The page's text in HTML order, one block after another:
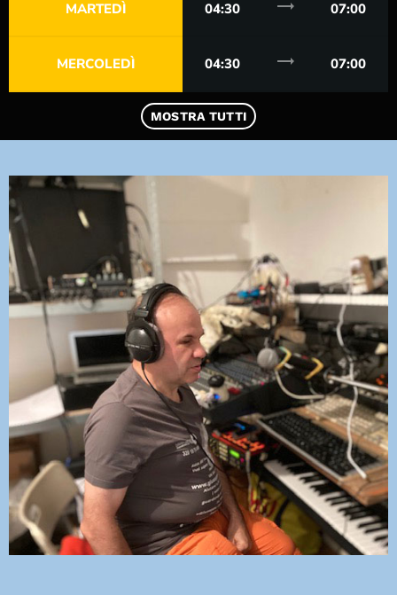
MARTEDÌ 04:30 trending_flat 07:00
MERCOLEDÌ 04:30 trending_flat 07:00
MOSTRA TUTTI